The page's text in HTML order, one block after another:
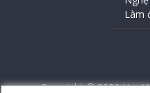
Làm
Copyright © 2026Học